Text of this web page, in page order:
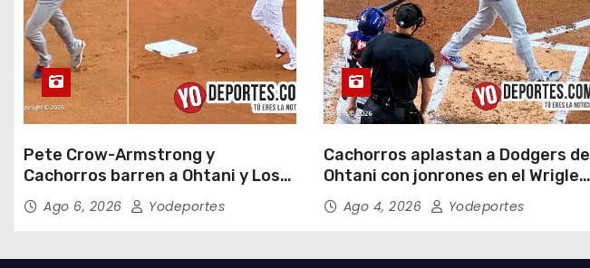
Pete Crow-Armstrong y
Cachorros barren a Ohtani y Los
Dodgers
Ago 6, 2026 Yodeportes
Cachorros aplastan a Dodgers de
Ohtani con jonrones en el Wrigley
FieldAgo 4, 2026 Yodeportes